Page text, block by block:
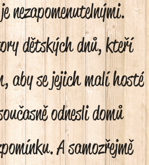
nezapomenutelnými.
dětských dnů, kteří
aby se jejich malí hosté
odnesli domů
A samozřejmě